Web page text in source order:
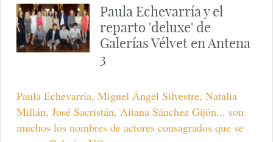
Paula Echevarría y el
reparto 'deluxe' de
Galerías Vélvet en Antena
3
Paula Echevarría, Miguel Ángel Silvestre, Natalia
Millán, José Sacristán, Aitana Sánchez Gijón... son
muchos los nombres de actores consagrados que se